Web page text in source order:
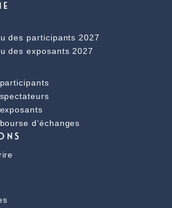
des participants 2027
des exposants 2027
d’échanges